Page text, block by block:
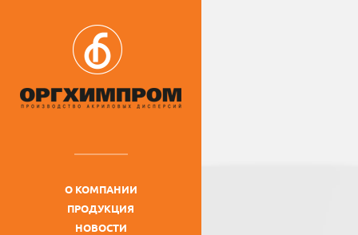
О КОМПАНИИ
ПРОДУКЦИЯ
НОВОСТИ